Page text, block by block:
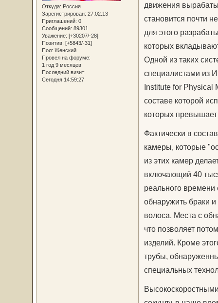
Откуда: Россия
Зарегистрирован: 27.02.13
Приглашений: 0
Сообщений: 89301
Уважение: [+30207/-28]
Позитив: [+5843/-31]
Пол: Женский
Провел на форуме:
1 год 9 месяцев
Последний визит:
Сегодня 14:59:27
движения
становится почти
для этого
которых
Одной из таких
специалистами из
Institute for Physical
составе которой
которых
Фактически в
камеры, которые
из этих камер
включающий 40
реального
обнаружить браки
волоса. Места с
что позволяет
изделий. Кроме
трубы,
специальных